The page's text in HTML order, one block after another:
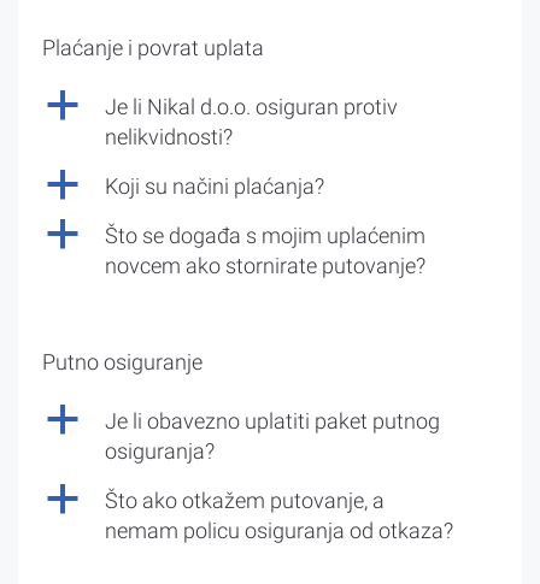
Plaćanje i povrat uplata
a
Je li Nikal d.o.o. osiguran protiv
nelikvidnosti?
a Koji su načini plaćanja?
a
Što se događa s mojim uplaćenim
novcem ako stornirate putovanje?
Putno osiguranje
a
Je li obavezno uplatiti paket putnog
osiguranja?
a
Što ako otkažem putovanje, a
nemam policu osiguranja od otkaza?